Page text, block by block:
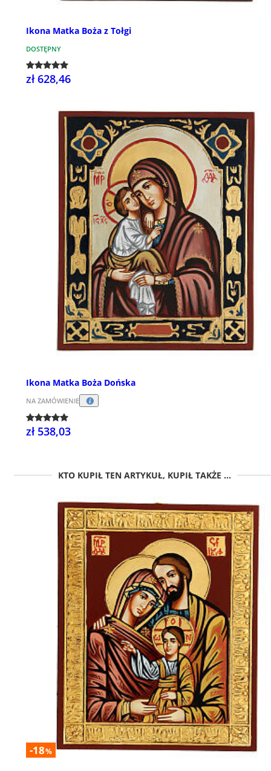
Ikona Matka Boża z Tołgi
DOSTĘPNY
zł 628,46
Ikona Matka Boża Dońska
NA ZAMÓWIENIE
zł 538,03
KTO KUPIŁ TEN ARTYKUŁ, KUPIŁ TAKŻE ...
-18%